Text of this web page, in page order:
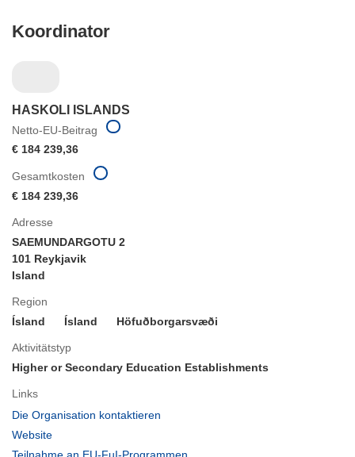
Koordinator
HASKOLI ISLANDS
Netto-EU-Beitrag
€ 184 239,36
Adresse
SAEMUNDARGOTU 2
101 Reykjavik
Island
Region
Ísland
Ísland Höfuðborgarsvæði
Aktivitätstyp
Higher or Secondary Education Establishments
Links
Die Organisation kontaktieren
Website
in
Gesamtkosten
€ 184 239,36